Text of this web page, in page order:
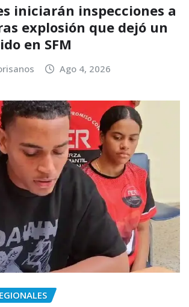
iniciarán inspecciones a
explosión que dejó un
en SFM
Ago 4, 2026